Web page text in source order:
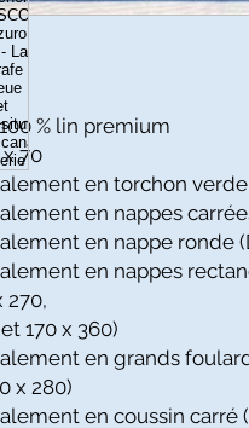
% lin premium
x 70
en torchon verde
en nappes
en nappe ronde
en nappes
270,
170 x 360)
en grands
x 280)
en coussin carré